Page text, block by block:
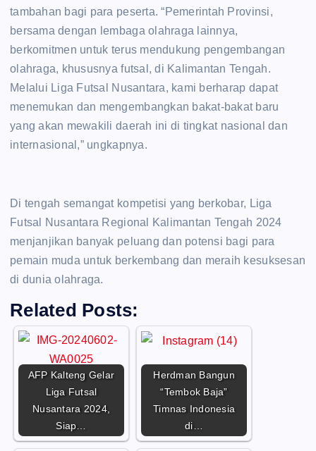
tambahan bagi para peserta. “Pemerintah Provinsi,
bersama dengan lembaga olahraga lainnya,
berkomitmen untuk terus mendukung pengembangan
olahraga, khususnya futsal, di Kalimantan Tengah.
Melalui Liga Futsal Nusantara, kami berharap dapat
menemukan dan mengembangkan bakat-bakat baru
yang akan mewakili daerah ini di tingkat nasional dan
internasional,” ungkapnya.
Di tengah semangat kompetisi yang berkobar, Liga
Futsal Nusantara Regional Kalimantan Tengah 2024
menjanjikan banyak peluang dan potensi bagi para
pemain muda untuk berkembang dan meraih kesuksesan
di dunia olahraga.
Related Posts:
AFP Kalteng Gelar
Liga Futsal
Nusantara 2024,
Siap…
Herdman Bangun
“Tembok Baja”
Timnas Indonesia
di…